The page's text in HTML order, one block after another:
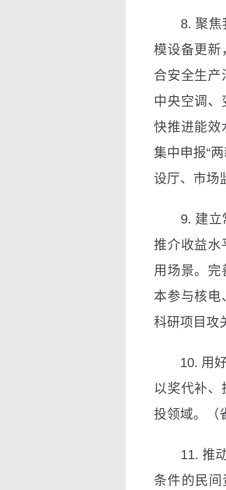
8. 聚焦我
模设备更新
合安全生产
中央空调
快推进能效
集中申报“
设厅、市场
9. 建立常
推介收益水
用场景。
本参与核电
科研项目攻
10. 用好
以奖代补
投领域。（
11. 推动
条件的民